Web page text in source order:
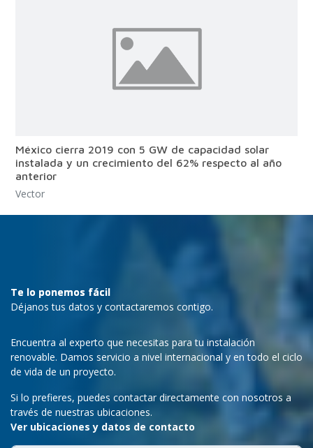
México cierra 2019 con 5 GW de capacidad solar
instalada y un crecimiento del 62% respecto al año
anterior
Vector
Te lo ponemos fácil
Déjanos tus datos y contactaremos contigo.
Encuentra al experto que necesitas para tu instalación
renovable. Damos servicio a nivel internacional y en todo el ciclo
de vida de un proyecto.
Si lo prefieres, puedes contactar directamente con nosotros a
través de nuestras ubicaciones.
Ver ubicaciones y datos de contacto